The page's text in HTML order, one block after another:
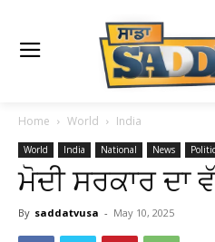
Home World India
World India National News
ਮੋਦੀ ਸਰਕਾਰ ਦਾ
By saddatvusa - May 10, 2025